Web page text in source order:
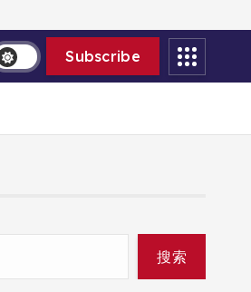
Subscribe
搜索